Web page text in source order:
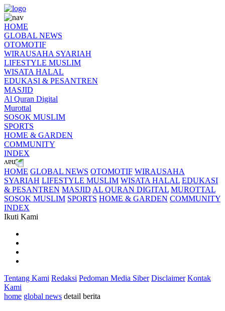
HOME
GLOBAL NEWS
OTOMOTIF
WIRAUSAHA SYARIAH
LIFESTYLE MUSLIM
WISATA HALAL
EDUKASI & PESANTREN
MASJID
Al Quran Digital
Murottal
SOSOK MUSLIM
SPORTS
HOME & GARDEN
COMMUNITY
INDEX
HOME GLOBAL NEWS OTOMOTIF WIRAUSAHA
SYARIAH LIFESTYLE MUSLIM WISATA HALAL EDUKASI
& PESANTREN MASJID AL QURAN DIGITAL MUROTTAL
SOSOK MUSLIM SPORTS HOME & GARDEN COMMUNITY
INDEX
Ikuti Kami
Tentang Kami Redaksi Pedoman Media Siber Disclaimer Kontak
Kami
home global news detail berita